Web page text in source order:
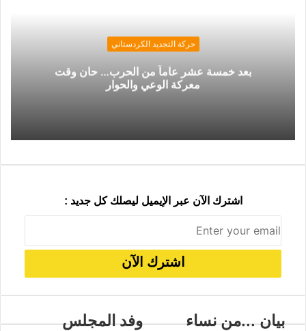
حركة التجديد الكردستاني
بعد خمسة عشر عاماً من الحرب… حان وقت
معركة الوعي والحوار
اشترك الآن عبر الإيميل ليصلك كل جديد :
وفد المجلس
بيان ...من نساء